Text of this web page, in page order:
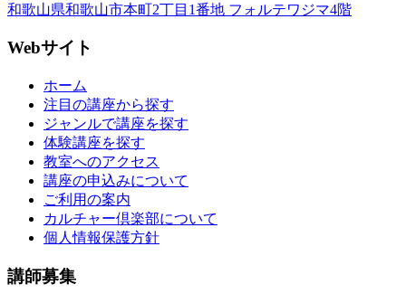
和歌山県和歌山市本町2丁目1番地 フォルテワジマ4階
Webサイト
ホーム
注目の講座から探す
ジャンルで講座を探す
体験講座を探す
教室へのアクセス
講座の申込みについて
ご利用の案内
カルチャー倶楽部について
個人情報保護方針
講師募集